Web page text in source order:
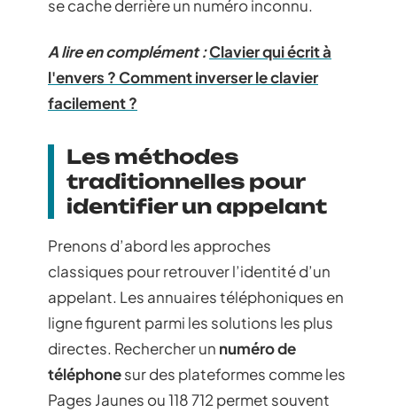
se cache derrière un numéro inconnu.
A lire en complément :Clavier qui écrit à
l'envers ? Comment inverser le clavier
facilement ?
Les méthodes
traditionnelles pour
identifier un appelant
Prenons d’abord les approches
classiques pour retrouver l’identité d’un
appelant. Les annuaires téléphoniques en
ligne figurent parmi les solutions les plus
directes. Rechercher un numéro de
téléphonesur des plateformes comme les
Pages Jaunes ou 118 712 permet souvent